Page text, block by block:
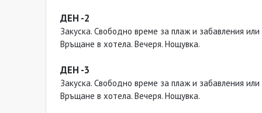
ДЕН -2
Закуска. Свободно време за плаж и забавления
Връщане в хотела. Вечеря. Нощувка.
ДЕН -3
Закуска. Свободно време за плаж и забавления
Връщане в хотела. Вечеря. Нощувка.